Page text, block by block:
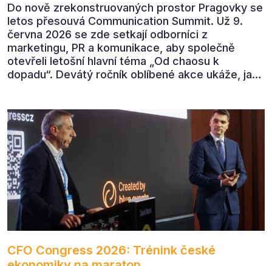
Do nově zrekonstruovaných prostor Pragovky se
letos přesouvá Communication Summit. Už 9.
června 2026 se zde setkají odborníci z
marketingu, PR a komunikace, aby společně
otevřeli letošní hlavní téma „Od chaosu k
dopadu“. Devátý ročník oblíbené akce ukáže, jak
CFO Congress 2026: Trénink české